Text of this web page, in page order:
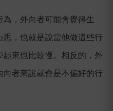
，外向者可能會覺得生
，也就是說當他做這些行
來也比較慢。相反的，外
者來說就會是不偏好的行